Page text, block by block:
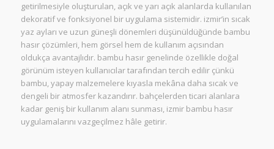
getirilmesiyle oluşturulan, açık ve yarı açık alanlarda kullanılan
dekoratif ve fonksiyonel bir uygulama sistemidir. izmir’in sıcak
yaz ayları ve uzun güneşli dönemleri düşünüldüğünde bambu
hasır çözümleri, hem görsel hem de kullanım açısından
oldukça avantajlıdır. bambu hasır genelinde özellikle doğal
görünüm isteyen kullanıcılar tarafından tercih edilir çünkü
bambu, yapay malzemelere kıyasla mekâna daha sıcak ve
dengeli bir atmosfer kazandırır. bahçelerden ticari alanlara
kadar geniş bir kullanım alanı sunması, izmir bambu hasır
uygulamalarını vazgeçilmez hâle getirir.